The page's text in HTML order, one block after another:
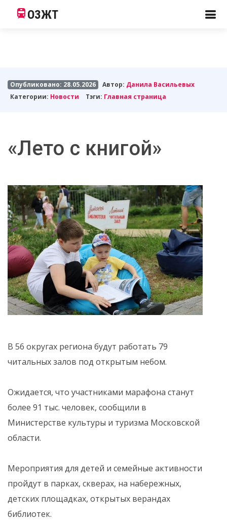
ОЗЖТ
Опубликовано: 28.05.2026 Автор: Данила Васильевых
Категории: Новости Тэги: Главная страница
«Лето с книгой»
В 56 округах региона будут работать 79
читальных залов под открытым небом.
Ожидается, что участниками марафона станут
более 91 тыс. человек, сообщили в
Министерстве культуры и туризма Московской
области.
Мероприятия для детей и семейные активности
пройдут в парках, скверах, на набережных,
детских площадках, открытых верандах
библиотек.